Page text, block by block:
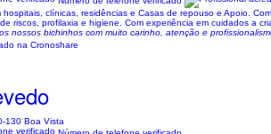
clínicas, residências e Casas de repouso e Apoio.
riscos, profilaxia e higiene. Com experiência em cuidados a
nossos bichinhos com muito carinho, atenção e
na Cronoshare
130 Boa Vista